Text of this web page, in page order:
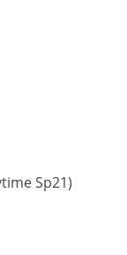
Sp21)